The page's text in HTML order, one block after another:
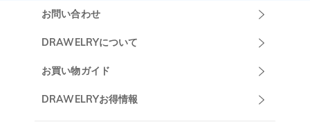
お問い合わせ
DRAWELRYについて
DRAWELRYについて
お買い物ガイド
発送について
DRAWELRYお得情報